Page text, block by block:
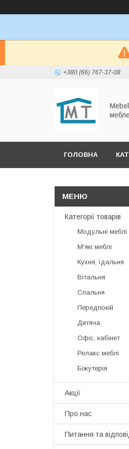
+380 (66) 767-37-08
ГОЛОВНА
Категорії товарів
Модульні меблі
М'які меблі
Кухня, їдальня
Вітальня
Спальня
Передпокій
Дитяча
Офіс, кабінет
Релакс меблі
Біжутерія
Акції
Про нас
Питання та